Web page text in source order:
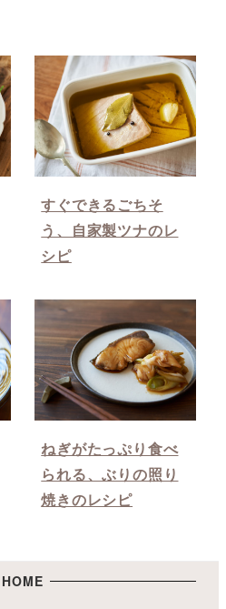
すぐできるごちそ
う、自家製ツナのレ
シピ
ねぎがたっぷり食べ
られる、ぶりの照り
焼きのレシピ
HOME